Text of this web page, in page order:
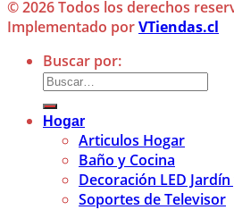
© 2026 Todos los derechos
Implementado porVTiendas.cl
Buscar por:
Hogar
Articulos Hogar
Baño y Cocina
Decoración LED
Soportes de Televisor